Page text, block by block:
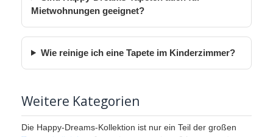
Mietwohnungen geeignet?
Wie reinige ich eine Tapete im Kinderzimmer?
Weitere Kategorien
Die Happy-Dreams-Kollektion ist nur ein Teil der großen